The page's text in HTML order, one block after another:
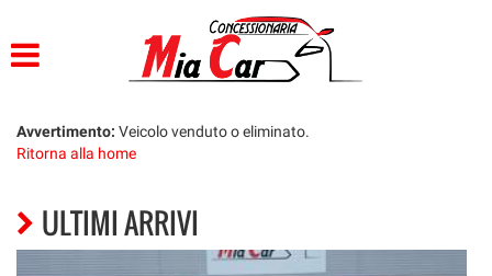
ACQUISTIAMO USATO
ASSISTENZA
Avvertimento: Veicolo venduto o eliminato.
Ritorna alla home
ULTIMI ARRIVI